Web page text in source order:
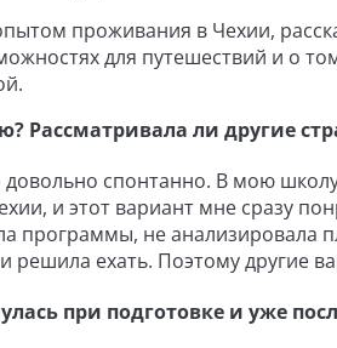
проживания в Чехии,
для путешествий и о
Рассматривала ли другие
довольно спонтанно. В мою
и этот вариант мне сразу
программы, не анализировала
решила ехать. Поэтому другие
при подготовке и уже